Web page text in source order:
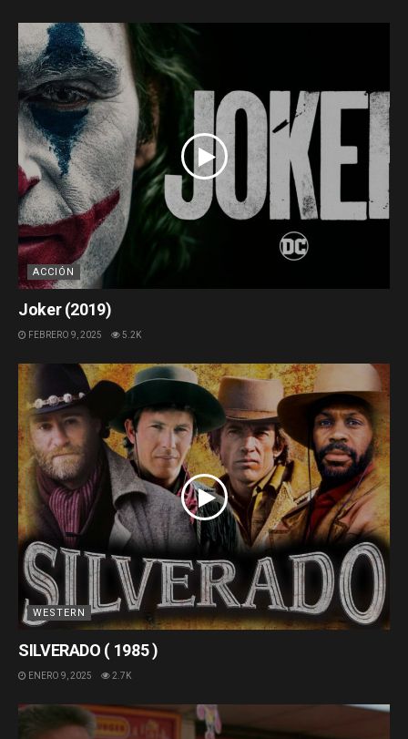
ACCIÓN
Joker (2019)
FEBRERO 9, 2025 5.2K
WESTERN
SILVERADO ( 1985 )
ENERO 9, 2025 2.7K